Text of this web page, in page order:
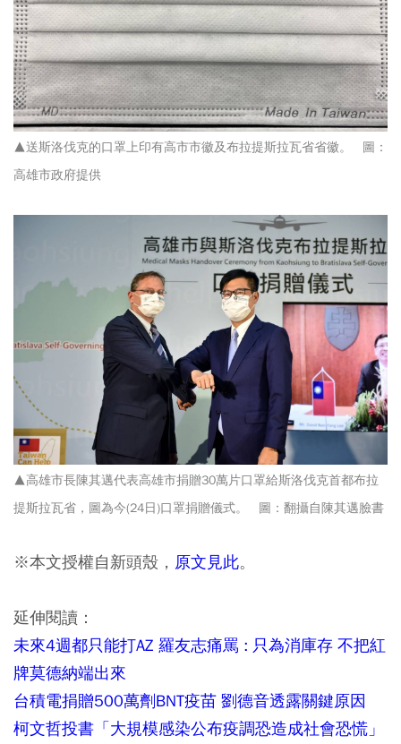
▲送斯洛伐克的口罩上印有高市市徽及布拉提斯拉瓦省省徽。 圖：
高雄市政府提供
▲高雄市長陳其邁代表高雄市捐贈30萬片口罩給斯洛伐克首都布拉
提斯拉瓦省，圖為今(24日)口罩捐贈儀式。 圖：翻攝自陳其邁臉書
※本文授權自新頭殼， 原文見此。
延伸閱讀：
未來4週都只能打AZ 羅友志痛罵 : 只為消庫存 不把紅
牌莫德納端出來
台積電捐贈500萬劑BNT疫苗 劉德音透露關鍵原因
柯文哲投書「大規模感染公布疫調恐造成社會恐慌」